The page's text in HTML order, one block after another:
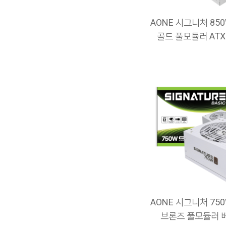
AONE 시그니처
골드 풀모듈러
AONE 시그니처
브론즈 풀모듈러